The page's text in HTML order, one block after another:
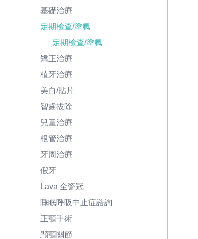
基礎治療
定期檢查/塗氟
定期檢查/塗氟
矯正治療
植牙治療
美白/貼片
智齒拔除
兒童治療
根管治療
牙周治療
假牙
Lava 全瓷冠
睡眠呼吸中止症諮詢
正顎手術
顳顎關節